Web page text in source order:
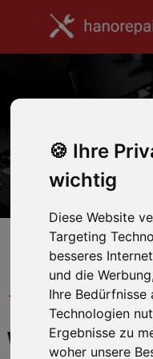
Ihre
wichtig
Diese Website
Targeting
besseres
und die
Ihre Bedürfnisse
Technologien
Ergebnisse zu
woher unsere
← Zurück zum Hersteller
WIR